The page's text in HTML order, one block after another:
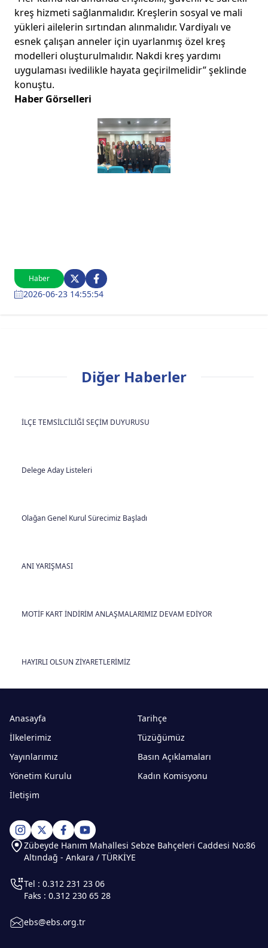
Haber
2026-06-23 14:55:54
kreş hizmeti sağlanmalıdır. Kreşlerin sosyal ve mali
yükleri ailelerin sırtından alınmalıdır. Vardiyalı ve
esnek çalışan anneler için uyarlanmış özel kreş
modelleri oluşturulmalıdır. Nakdi kreş yardımı
uygulaması ivedilikle hayata geçirilmelidir” şeklinde
konuştu.
Haber Görselleri
Diğer Haberler
İLÇE TEMSİLCİLİĞİ SEÇİM DUYURUSU
Delege Aday Listeleri
Olağan Genel Kurul Sürecimiz Başladı
ANI YARIŞMASI
MOTİF KART İNDİRİM ANLAŞMALARIMIZ DEVAM EDİYOR
HAYIRLI OLSUN ZİYARETLERİMİZ
Anasayfa
Tarihçe
İlkelerimiz
Tüzüğümüz
Yayınlarımız
Basın Açıklamaları
Yönetim Kurulu
Kadın Komisyonu
İletişim
Zübeyde Hanım Mahallesi Sebze Bahçeleri Caddesi No:86
Altındağ - Ankara / TÜRKİYE
Tel : 0.312 231 23 06
Faks : 0.312 230 65 28
ebs@ebs.org.tr